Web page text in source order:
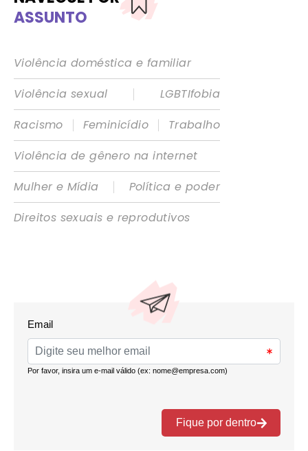
ASSUNTO
Violência doméstica e familiar
Violência sexual
|
LGBTIfobia
Racismo
| Feminicídio |
Trabalho
Violência de gênero na internet
Mulher e Mídia
|
Política e poder
Direitos sexuais e reprodutivos